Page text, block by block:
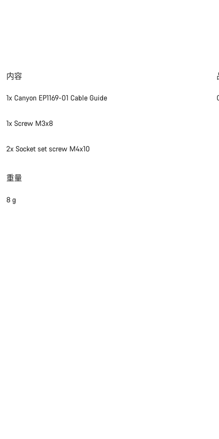
内容
1x Canyon EP1169-01 Cable Guide
1x Screw M3x8
2x Socket set screw M4x10
重量
8 g